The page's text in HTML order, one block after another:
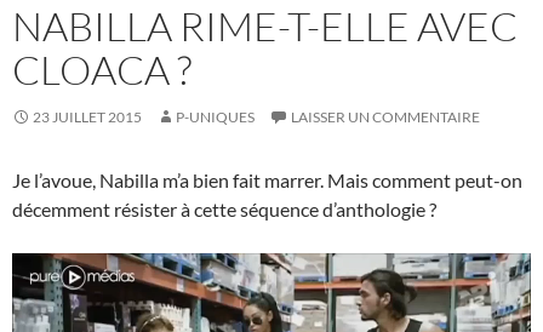
NABILLA RIME-T-ELLE AVEC
CLOACA ?
23 JUILLET 2015 P-UNIQUES LAISSER UN COMMENTAIRE
Je l’avoue, Nabilla m’a bien fait marrer. Mais comment peut-on
décemment résister à cette séquence d’anthologie ?
Lecteur
vidéo